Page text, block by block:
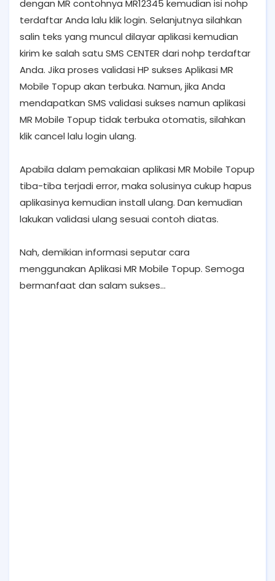
dengan MR contohnya MR12345 kemudian isi nohp
terdaftar Anda lalu klik login. Selanjutnya silahkan
salin teks yang muncul dilayar aplikasi kemudian
kirim ke salah satu SMS CENTER dari nohp terdaftar
Anda. Jika proses validasi HP sukses Aplikasi MR
Mobile Topup akan terbuka. Namun, jika Anda
mendapatkan SMS validasi sukses namun aplikasi
MR Mobile Topup tidak terbuka otomatis, silahkan
klik cancel lalu login ulang.
Apabila dalam pemakaian aplikasi MR Mobile Topup
tiba-tiba terjadi error, maka solusinya cukup hapus
aplikasinya kemudian install ulang. Dan kemudian
lakukan validasi ulang sesuai contoh diatas.
Nah, demikian informasi seputar cara
menggunakan Aplikasi MR Mobile Topup. Semoga
bermanfaat dan salam sukses...